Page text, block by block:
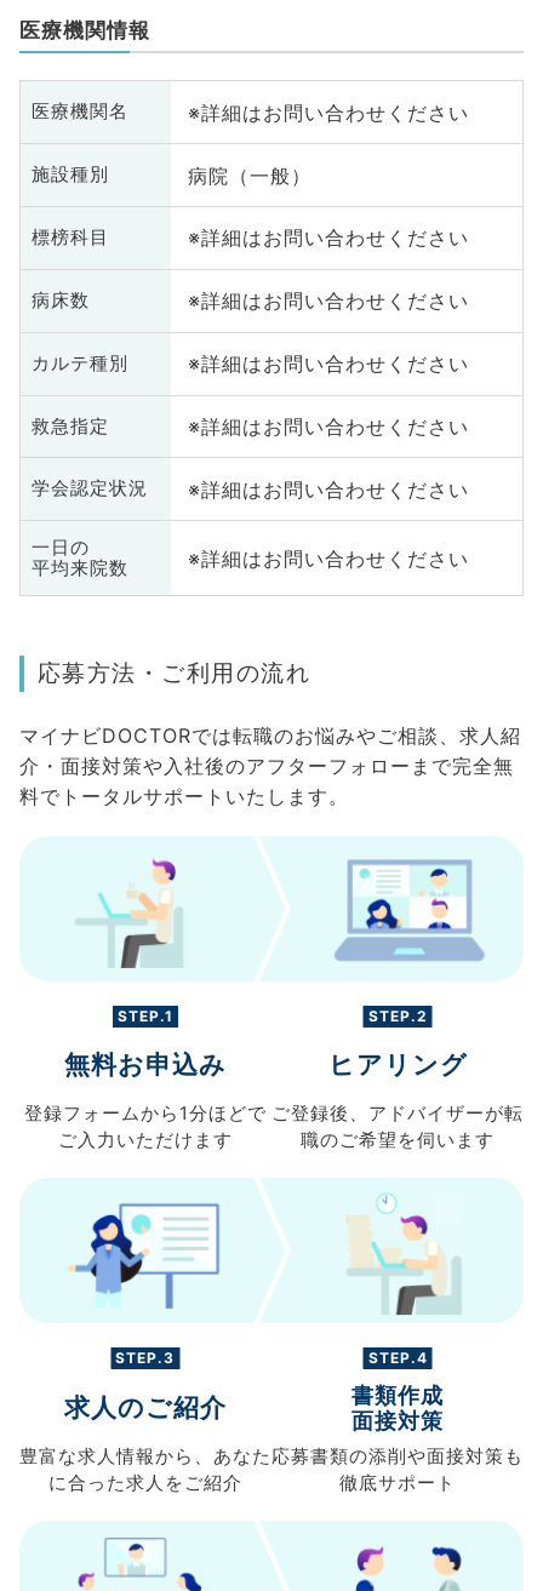
医療機関情報
医療機関名 ※詳細はお問い合わせください
施設種別 病院（一般）
標榜科目 ※詳細はお問い合わせください
病床数 ※詳細はお問い合わせください
カルテ種別 ※詳細はお問い合わせください
救急指定 ※詳細はお問い合わせください
学会認定状況 ※詳細はお問い合わせください
一日の
平均来院数
※詳細はお問い合わせください
応募方法・ご利用の流れ
マイナビDOCTORでは転職のお悩みやご相談、求人紹
介・面接対策や入社後のアフターフォローまで完全無
料でトータルサポートいたします。
STEP.1
無料お申込み
登録フォームから 1分ほどで
ご入力 いただけます
STEP.2
ヒアリング
ご登録後、 アドバイザーが転
職のご希望を伺います
STEP.3
求人のご紹介
豊富な求人情報から、 あなた
に合った求人を ご紹介
STEP.4
書類作成
面接対策
応募書類の添削や面接対策も
徹底サポート